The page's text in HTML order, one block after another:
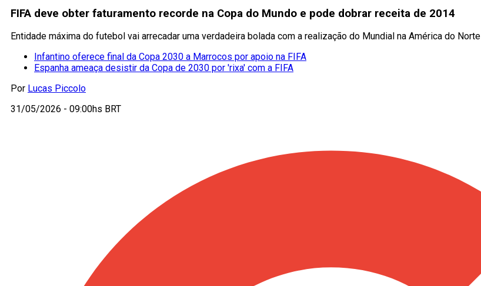
FIFA deve obter faturamento recorde na Copa do Mundo e pode dobrar receita de 2014
Entidade máxima do futebol vai arrecadar uma verdadeira bolada com a realização do Mundial na América do Norte
Infantino oferece final da Copa 2030 a Marrocos por apoio na FIFA
Espanha ameaça desistir da Copa de 2030 por 'rixa' com a FIFA
Por Lucas Piccolo
31/05/2026 - 09:00hs BRT